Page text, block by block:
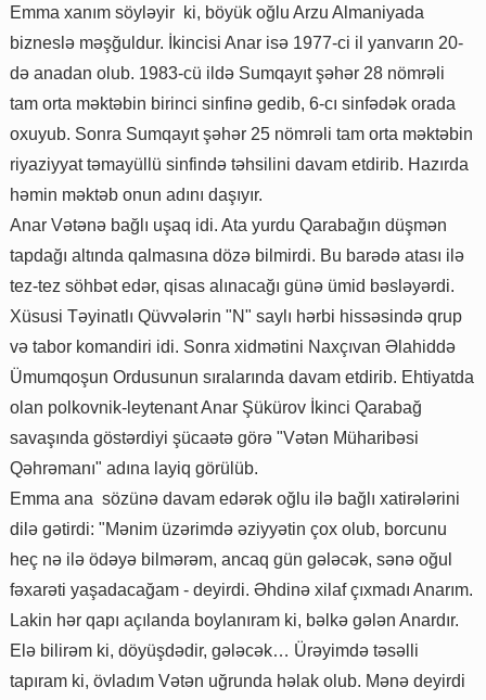
Emma xanım söyləyir ki, böyük oğlu Arzu Almaniyada
bizneslə məşğuldur. İkincisi Anar isə 1977-ci il yanvarın 20-
də anadan olub. 1983-cü ildə Sumqayıt şəhər 28 nömrəli
tam orta məktəbin birinci sinfinə gedib, 6-cı sinfədək orada
oxuyub. Sonra Sumqayıt şəhər 25 nömrəli tam orta məktəbin
riyaziyyat təmayüllü sinfində təhsilini davam etdirib. Hazırda
həmin məktəb onun adını daşıyır.
Anar Vətənə bağlı uşaq idi. Ata yurdu Qarabağın düşmən
tapdağı altında qalmasına dözə bilmirdi. Bu barədə atası ilə
tez-tez söhbət edər, qisas alınacağı günə ümid bəsləyərdi.
Xüsusi Təyinatlı Qüvvələrin "N" saylı hərbi hissəsində qrup
və tabor komandiri idi. Sonra xidmətini Naxçıvan Əlahiddə
Ümumqoşun Ordusunun sıralarında davam etdirib. Ehtiyatda
olan polkovnik-leytenant Anar Şükürov İkinci Qarabağ
savaşında göstərdiyi şücaətə görə "Vətən Müharibəsi
Qəhrəmanı" adına layiq görülüb.
Emma ana sözünə davam edərək oğlu ilə bağlı xatirələrini
dilə gətirdi: "Mənim üzərimdə əziyyətin çox olub, borcunu
heç nə ilə ödəyə bilmərəm, ancaq gün gələcək, sənə oğul
fəxarəti yaşadacağam - deyirdi. Əhdinə xilaf çıxmadı Anarım.
Lakin hər qapı açılanda boylanıram ki, bəlkə gələn Anardır.
Elə bilirəm ki, döyüşdədir, gələcək… Ürəyimdə təsəlli
tapıram ki, övladım Vətən uğrunda həlak olub. Mənə deyirdi